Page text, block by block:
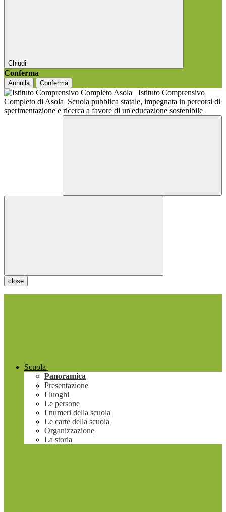
Chiudi
Conferma
Annulla Conferma
Istituto Comprensivo
Completo di Asola Scuola pubblica statale, impegnata in percorsi di
sperimentazione e ricerca a favore di un'educazione sostenibile
close
Scuola
Panoramica
Presentazione
I luoghi
Le persone
I numeri della scuola
Le carte della scuola
Organizzazione
La storia